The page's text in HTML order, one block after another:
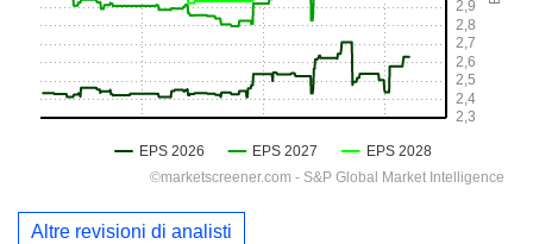
Altre revisioni di analisti